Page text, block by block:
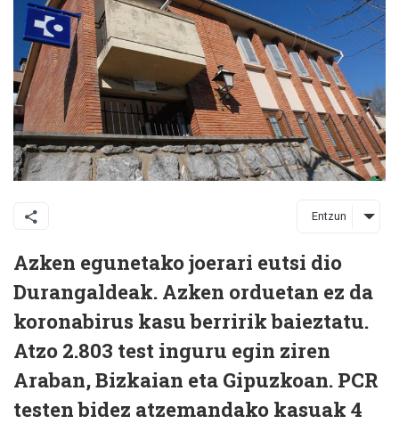
Entzun
Azken egunetako joerari eutsi dio
Durangaldeak. Azken orduetan ez da
koronabirus kasu berririk baieztatu.
Atzo 2.803 test inguru egin ziren
Araban, Bizkaian eta Gipuzkoan. PCR
testen bidez atzemandako kasuak 4